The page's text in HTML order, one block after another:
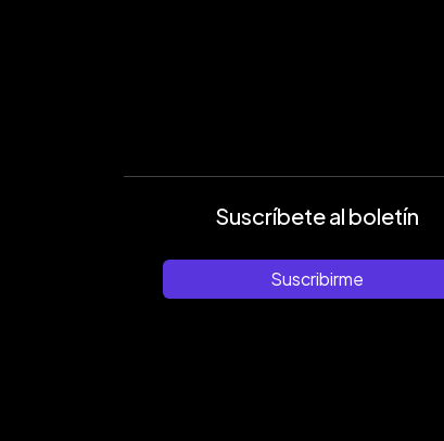
Suscríbete al boletín
Suscribirme